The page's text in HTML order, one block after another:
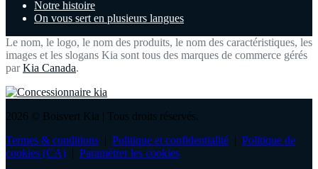
Notre histoire
On vous sert en plusieurs langues
Le nom, le logo, le nom des produits, le nom des caractéristiques, les
images et les slogans Kia sont tous des marques de commerce gérés
parKia Canada.
2026 © Boisvert Kia | Tous droits réservés.
Termes & conditions | Politique et confidentialité | Politique de
cookies (CA) | Paramétrer les cookies